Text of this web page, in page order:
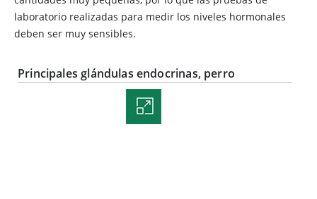
laboratorio realizadas para medir los niveles hormonales
deben ser muy sensibles.
Principales glándulas endocrinas, perro